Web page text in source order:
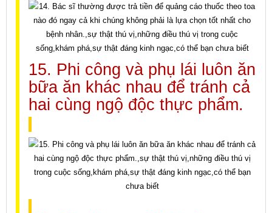
15. Phi công và phụ lái luôn ăn
bữa ăn khác nhau để tránh cả
hai cùng ngộ độc thực phẩm.